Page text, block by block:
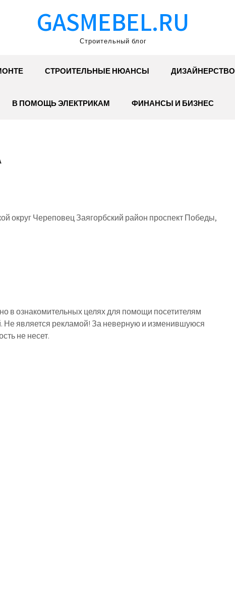
GASMEBEL.RU
Строительный блог
СТРОИТЕЛЬНЫЕ НЮАНСЫ ДИЗАЙНЕРСТВО
В ПОМОЩЬ ЭЛЕКТРИКАМ ФИНАНСЫ И БИЗНЕС
округ Череповец Заягорбский район проспект Победы,
в ознакомительных целях для помощи посетителям
Не является рекламой! За неверную и изменившуюся
не несет.